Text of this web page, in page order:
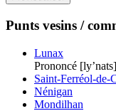
Punts vesins /
Lunax
Prononcé
Saint-Ferréol-de-
Nénigan
Mondilhan